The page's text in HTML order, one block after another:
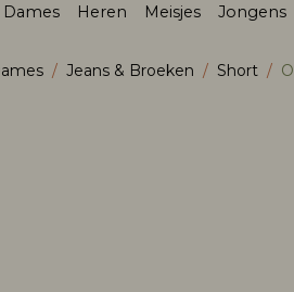
Dames Heren Meisjes Jongens
Jeans & Broeken Short